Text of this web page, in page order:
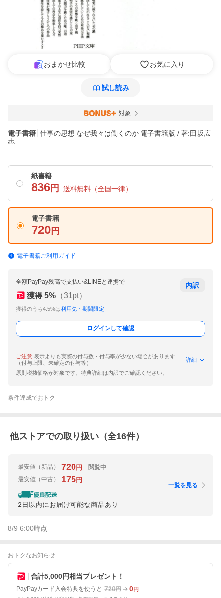
おまかせ比較 お気に入り
試し読み
対象
電子書籍 仕事の思想 なぜ我々は働くのか 電子書籍版 / 著:田坂広
志
紙書籍
836 円 送料無料 （全国一律）
電子書籍
720 円
電子書籍ご利用ガイド
全額PayPay残高で支払い&LINEと連携で
獲得 5% （31pt）
獲得のうち4.5%は利用先・期間限定
内訳
ログインして確認
ご注意 表示よりも実際の付与数・付与率が少ない場合があります
（付与上限、未確定の付与等）
詳細
原則税抜価格が対象です。特典詳細は内訳でご確認ください。
条件達成でおトク
他ストアでの取り扱い（全16件）
最安値 （新品） 720円
閲覧中
最安値 （中古） 175円
2日以内にお届け可能な商品あり
一覧を見る
8/9 6:00時点
おトクなお知らせ
合計5,000円相当プレゼント！
PayPayカード入会特典を使うと 720円 0円